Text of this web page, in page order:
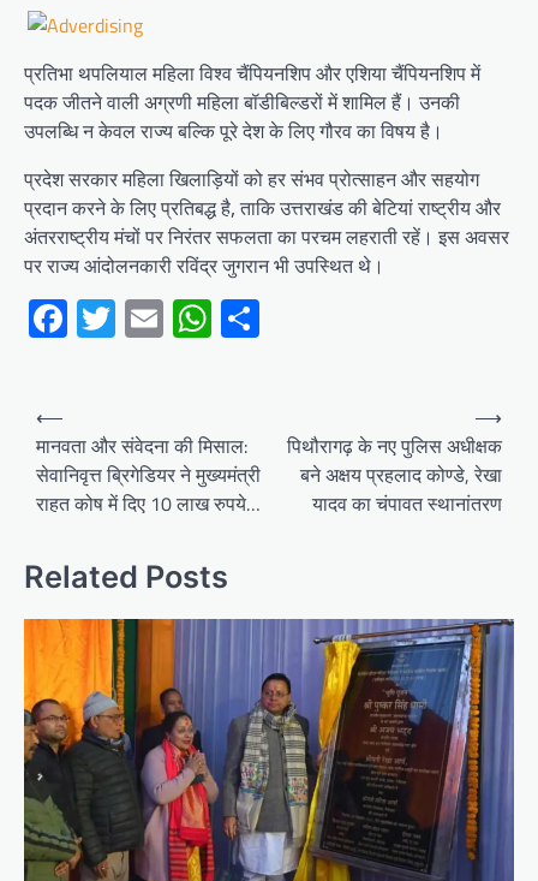
प्रतिभा थपलियाल महिला विश्व चैंपियनशिप और एशिया चैंपियनशिप में
पदक जीतने वाली अग्रणी महिला बॉडीबिल्डरों में शामिल हैं। उनकी
उपलब्धि न केवल राज्य बल्कि पूरे देश के लिए गौरव का विषय है।
प्रदेश सरकार महिला खिलाड़ियों को हर संभव प्रोत्साहन और सहयोग
प्रदान करने के लिए प्रतिबद्ध है, ताकि उत्तराखंड की बेटियां राष्ट्रीय और
अंतरराष्ट्रीय मंचों पर निरंतर सफलता का परचम लहराती रहें। इस अवसर
पर राज्य आंदोलनकारी रविंद्र जुगरान भी उपस्थित थे।
Facebook
Twitter
EmailWhatsApp
Post
navigation
⟵
मानवता और संवेदना की मिसाल:
सेवानिवृत्त ब्रिगेडियर ने मुख्यमंत्री
राहत कोष में दिए 10 लाख रुपये…
पिथौरागढ़ के नए पुलिस अधीक्षक
बने अक्षय प्रहलाद कोण्डे, रेखा
यादव का चंपावत स्थानांतरण
⟶
Related Posts